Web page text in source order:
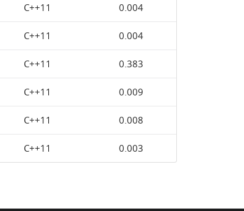
C++11 0.004
C++11 0.004
C++11 0.383
C++11 0.009
C++11 0.008
C++11 0.003